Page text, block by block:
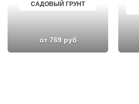
САДОВЫЙ ГРУНТ
от 769 руб